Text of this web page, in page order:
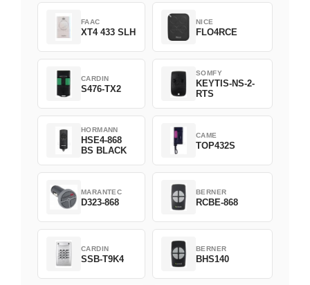
FAAC
XT4 433 SLH
NICE
FLO4RCE
CARDIN
S476-TX2
SOMFY
KEYTIS-NS-2-
RTS
HORMANN
HSE4-868
BS BLACK
CAME
TOP432S
MARANTEC
D323-868
BERNER
RCBE-868
CARDIN
SSB-T9K4
BERNER
BHS140